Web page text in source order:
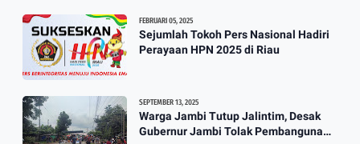
FEBRUARI 05, 2025
Sejumlah Tokoh Pers Nasional Hadiri
Perayaan HPN 2025 di Riau
SEPTEMBER 13, 2025
Warga Jambi Tutup Jalintim, Desak
Gubernur Jambi Tolak Pembangunan